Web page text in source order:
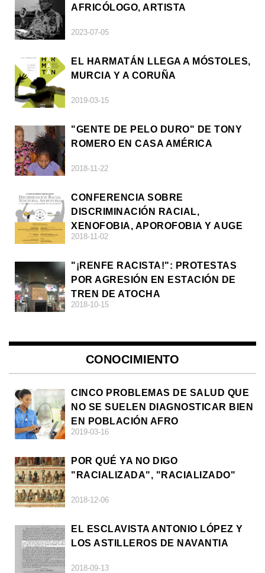
AFRICÓLOGO, ARTISTA
2023-07-05
EL HARMATÁN LLEGA A MÓSTOLES,
MURCIA Y A CORUÑA
2019-03-15
"GENTE DE PELO DURO" DE TONY
ROMERO EN CASA AMÉRICA
2018-11-22
CONFERENCIA SOBRE
DISCRIMINACIÓN RACIAL,
XENOFOBIA, APOROFOBIA Y AUGE
DE LA ULTRADERECHA EN EUROPA
2018-11-02
"¡RENFE RACISTA!": PROTESTAS
POR AGRESIÓN EN ESTACIÓN DE
TREN DE ATOCHA
2018-10-15
CONOCIMIENTO
CINCO PROBLEMAS DE SALUD QUE
NO SE SUELEN DIAGNOSTICAR BIEN
EN POBLACIÓN AFRO
2019-03-16
POR QUÉ YA NO DIGO
"RACIALIZADA", "RACIALIZADO"
2018-12-06
EL ESCLAVISTA ANTONIO LÓPEZ Y
LOS ASTILLEROS DE NAVANTIA
2018-09-13